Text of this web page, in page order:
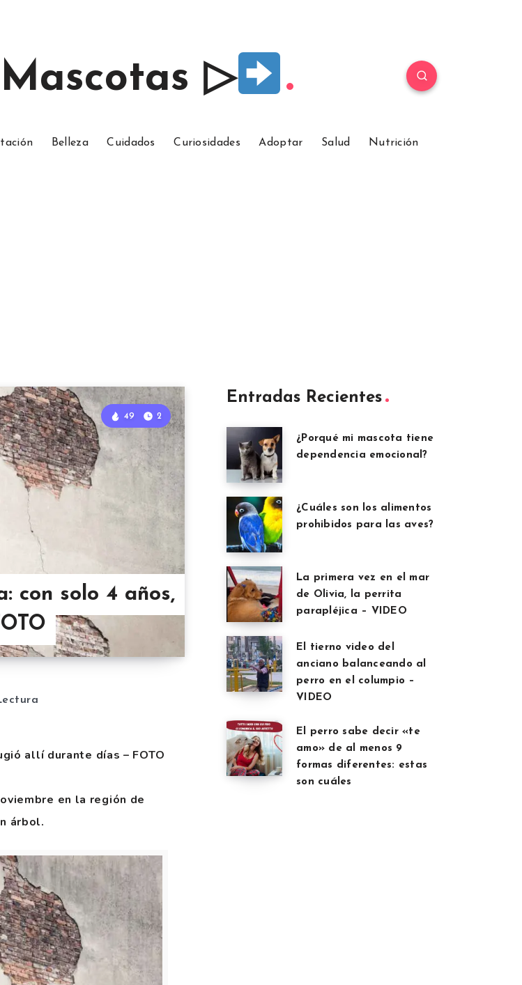
▷
Belleza Cuidados Curiosidades Adoptar Salud Nutrición
con solo 4 años,
49 2
allí durante días – FOTO
en la región de
árbol.
Entradas Recientes
¿Porqué mi mascota tiene
dependencia emocional?
¿Cuáles son los alimentos
prohibidos para las aves?
La primera vez en el mar
de Olivia, la perrita
parapléjica – VIDEO
El tierno video del
anciano balanceando al
perro en el columpio –
VIDEO
El perro sabe decir «te
amo» de al menos 9
formas diferentes: estas
son cuáles